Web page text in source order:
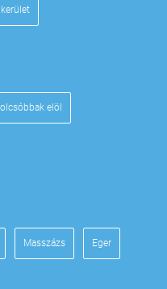
kerület
elöl
Masszázs Eger